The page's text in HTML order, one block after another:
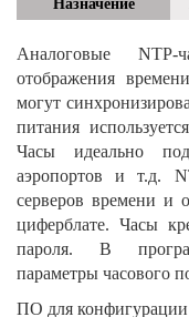
Назначение
Аналоговые
отображения
могут
питания
Часы идеально
аэропортов и т.д.
серверов времени и
циферблате. Часы
пароля. В
параметры часового
ПО для конфигурации